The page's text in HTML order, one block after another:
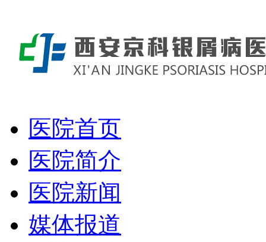
医院首页
医院简介
医院新闻
媒体报道